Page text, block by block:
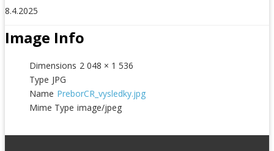
8.4.2025
Image Info
Dimensions 2 048 × 1 536
Type JPG
Name PreborCR_vysledky.jpg
Mime Type image/jpeg